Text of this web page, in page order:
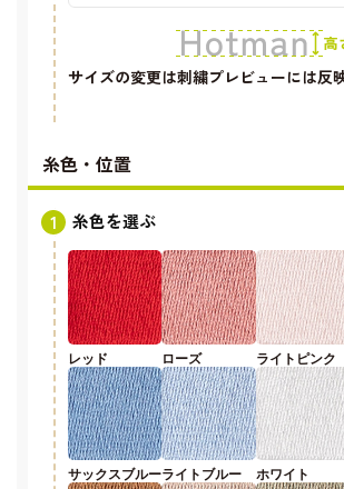
サイズの変更は刺繍プレビューには反
糸色・位置
糸色を選ぶ
レッド ローズ ライトピンク
サックスブルーライトブルー ホワイト